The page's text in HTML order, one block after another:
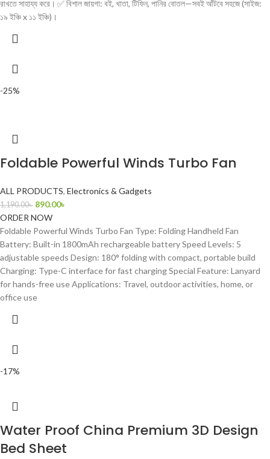
রাখতে সাহায্য করে। ✅ বিশাল জায়গা: বই, খাতা, টিফিন, পানির বোতল—সবই আঁটবে সহজে (সাইজ:
১৯ ইঞ্চি x ১১ ইঞ্চি)।
-25%
Foldable Powerful Winds Turbo Fan
ALL PRODUCTS, Electronics & Gadgets
1,190.00৳ 890.00৳
ORDER NOW
Foldable Powerful Winds Turbo Fan Type: Folding Handheld Fan
Battery: Built-in 1800mAh rechargeable battery Speed Levels: 5
adjustable speeds Design: 180° folding with compact, portable build
Charging: Type-C interface for fast charging Special Feature: Lanyard
for hands-free use Applications: Travel, outdoor activities, home, or
office use
-17%
Water Proof China Premium 3D Design
Bed Sheet